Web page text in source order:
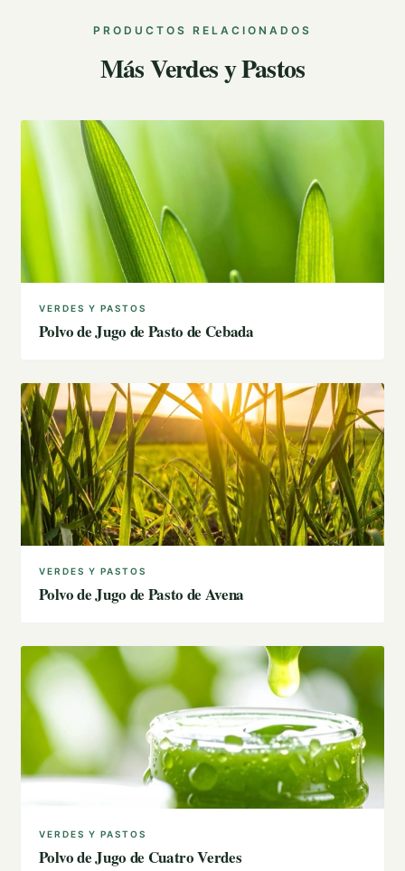
PRODUCTOS RELACIONADOS
Más Verdes y Pastos
VERDES Y PASTOS
Polvo de Jugo de Pasto de Cebada
VERDES Y PASTOS
Polvo de Jugo de Pasto de Avena
VERDES Y PASTOS
Polvo de Jugo de Cuatro Verdes